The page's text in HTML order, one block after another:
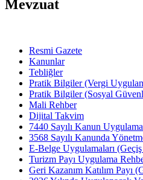
Mevzuat
Resmi Gazete
Kanunlar
Tebliğler
Pratik Bilgiler (Vergi
Pratik Bilgiler (Sosyal
Mali Rehber
Dijital Takvim
7440 Sayılı Kanun
3568 Sayılı Kanunda
E-Belge Uygulamaları
Turizm Payı Uygulama
Geri Kazanım Katılım Payı